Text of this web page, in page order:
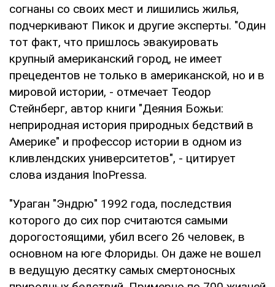
согнаны со своих мест и лишились жилья,
подчеркивают Пикок и другие эксперты. "Один
тот факт, что пришлось эвакуировать
крупный американский город, не имеет
прецедентов не только в американской, но и в
мировой истории, - отмечает Теодор
Стейнберг, автор книги "Деяния Божьи:
неприродная история природных бедствий в
Америке" и профессор истории в одном из
кливлендских университетов", - цитирует
слова издания InoPressa.
"Ураган "Эндрю" 1992 года, последствия
которого до сих пор считаются самыми
дорогостоящими, убил всего 26 человек, в
основном на юге Флориды. Он даже не вошел
в ведущую десятку самых смертоносных